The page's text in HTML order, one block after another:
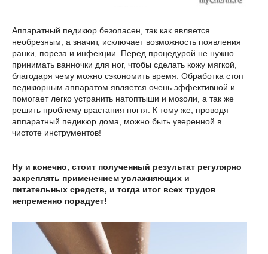
Аппаратный педикюр безопасен, так как является
необрезным, а значит, исключает возможность появления
ранки, пореза и инфекции. Перед процедурой не нужно
принимать ванночки для ног, чтобы сделать кожу мягкой,
благодаря чему можно сэкономить время. Обработка стоп
педикюрным аппаратом является очень эффективной и
помогает легко устранить натоптыши и мозоли, а так же
решить проблему врастания ногтя. К тому же, проводя
аппаратный педикюр дома, можно быть уверенной в
чистоте инструментов!
Ну и конечно, стоит полученный результат регулярно
закреплять применением увлажняющих и
питательных средств, и тогда итог всех трудов
непременно порадует!